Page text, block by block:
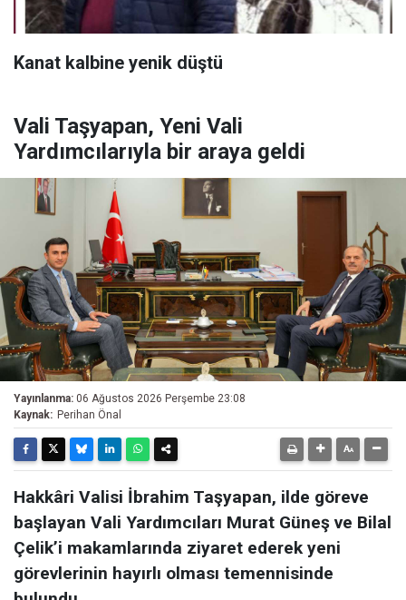
Kanat kalbine yenik düştü
Vali Taşyapan, Yeni Vali
Yardımcılarıyla bir araya geldi
Yayınlanma: 06 Ağustos 2026 Perşembe 23:08
Kaynak: Perihan Önal
Hakkâri Valisi İbrahim Taşyapan, ilde göreve
başlayan Vali Yardımcıları Murat Güneş ve Bilal
Çelik’i makamlarında ziyaret ederek yeni
görevlerinin hayırlı olması temennisinde